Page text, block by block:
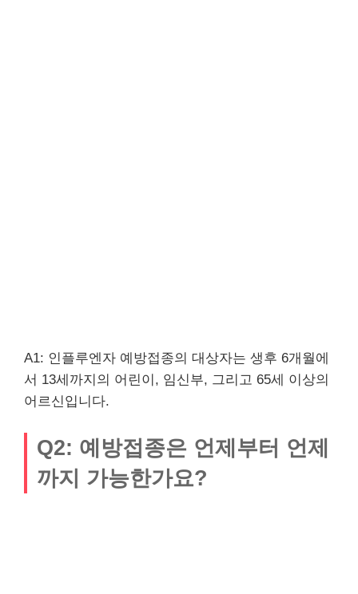
A1: 인플루엔자 예방접종의 대상자는 생후 6개월에
서 13세까지의 어린이, 임신부, 그리고 65세 이상의
어르신입니다.
Q2: 예방접종은 언제부터 언제
까지 가능한가요?